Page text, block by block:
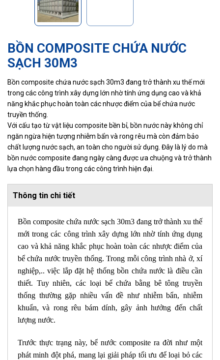
BỒN COMPOSITE CHỨA NƯỚC
SẠCH 30M3
Bồn composite chứa nước sạch 30m3 đang trở thành xu thế mới
trong các công trình xây dựng lớn nhờ tính ứng dụng cao và khả
năng khắc phục hoàn toàn các nhược điểm của bể chứa nước
truyền thống.
Với cấu tạo từ vật liệu composite bền bỉ, bồn nước này không chỉ
ngăn ngừa hiện tượng nhiễm bẩn và rong rêu mà còn đảm bảo
chất lượng nước sạch, an toàn cho người sử dụng. Đây là lý do mà
bồn nước composite đang ngày càng được ưa chuộng và trở thành
lựa chọn hàng đầu trong các công trình hiện đại.
Thông tin chi tiết
Bồn composite chứa nước sạch 30m3 đang trở thành xu thế
mới trong các công trình xây dựng lớn nhờ tính ứng dụng
cao và khả năng khắc phục hoàn toàn các nhược điểm của
bể chứa nước truyền thống. Trong mỗi công trình nhà ở, xí
nghiệp,.. việc lắp đặt hệ thống bồn chứa nước là điều cần
thiết. Tuy nhiên, các loại bể chứa bằng bê tông truyền
thống thường gặp nhiều vấn đề như nhiễm bẩn, nhiễm
khuẩn, và rong rêu bám dính, gây ảnh hưởng đến chất
lượng nước.
Trước thực trạng này, bể nước composite ra đời như một
phát minh đột phá, mang lại giải pháp tối ưu để loại bỏ các